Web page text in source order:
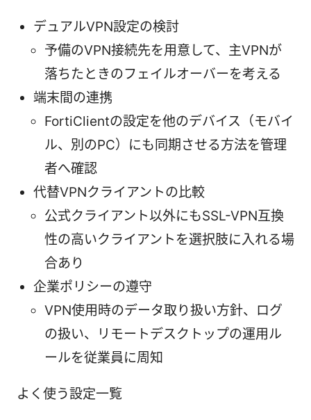
デュアルVPN設定の検討
予備のVPN接続先を用意して、主VPNが
落ちたときのフェイルオーバーを考える
端末間の連携
FortiClientの設定を他のデバイス（モバイ
ル、別のPC）にも同期させる方法を管理
者へ確認
代替VPNクライアントの比較
公式クライアント以外にもSSL-VPN互換
性の高いクライアントを選択肢に入れる場
合あり
企業ポリシーの遵守
VPN使用時のデータ取り扱い方針、ログ
の扱い、リモートデスクトップの運用ル
ールを従業員に周知
よく使う設定一覧